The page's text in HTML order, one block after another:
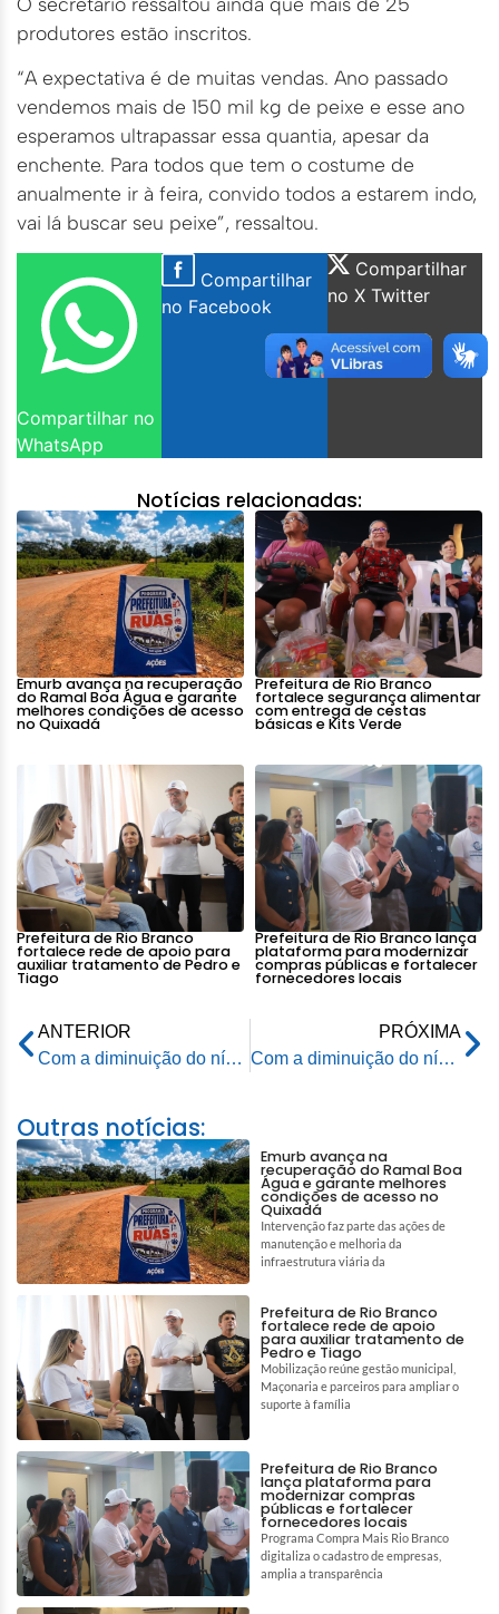
produtores estão inscritos.
“A expectativa é de muitas vendas. Ano passado
vendemos mais de 150 mil kg de peixe e esse ano
esperamos ultrapassar essa quantia, apesar da
enchente. Para todos que tem o costume de
anualmente ir à feira, convido todos a estarem indo,
vai lá buscar seu peixe”, ressaltou.
Compartilhar no
WhatsApp
Compartilhar
no Facebook
Compartilhar
no X Twitter
Notícias relacionadas:
Emurb avança na recuperação
do Ramal Boa Água e garante
melhores condições de acesso
no Quixadá
Prefeitura de Rio Branco
fortalece segurança alimentar
com entrega de cestas
básicas e Kits Verde
Prefeitura de Rio Branco
fortalece rede de apoio para
auxiliar tratamento de Pedro e
Tiago
Prefeitura de Rio Branco lança
plataforma para modernizar
compras públicas e fortalecer
fornecedores locais
ANTERIOR
Com a diminuição do nível do Rio Acre, prefeitura libera ponte Coronel Sebastião Dantas
PRÓXIMA
Com a diminuição do nível do Rio Acre, prefeitura libera ponte Coronel Sebastião Dantas
Outras notícias:
Emurb avança na
recuperação do Ramal Boa
Água e garante melhores
condições de acesso no
Quixadá
Intervenção faz parte das ações de
manutenção e melhoria da
infraestrutura viária da
Prefeitura de Rio Branco
fortalece rede de apoio
para auxiliar tratamento de
Pedro e Tiago
Mobilização reúne gestão municipal,
Maçonaria e parceiros para ampliar o
suporte à família
Prefeitura de Rio Branco
lança plataforma para
modernizar compras
públicas e fortalecer
fornecedores locais
Programa Compra Mais Rio Branco
digitaliza o cadastro de empresas,
amplia a transparência